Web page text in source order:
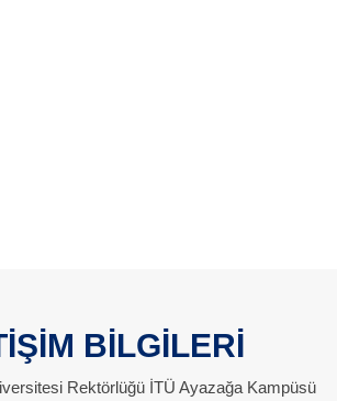
BİLGİLERİ
Rektörlüğü İTÜ Ayazağa Kampüsü